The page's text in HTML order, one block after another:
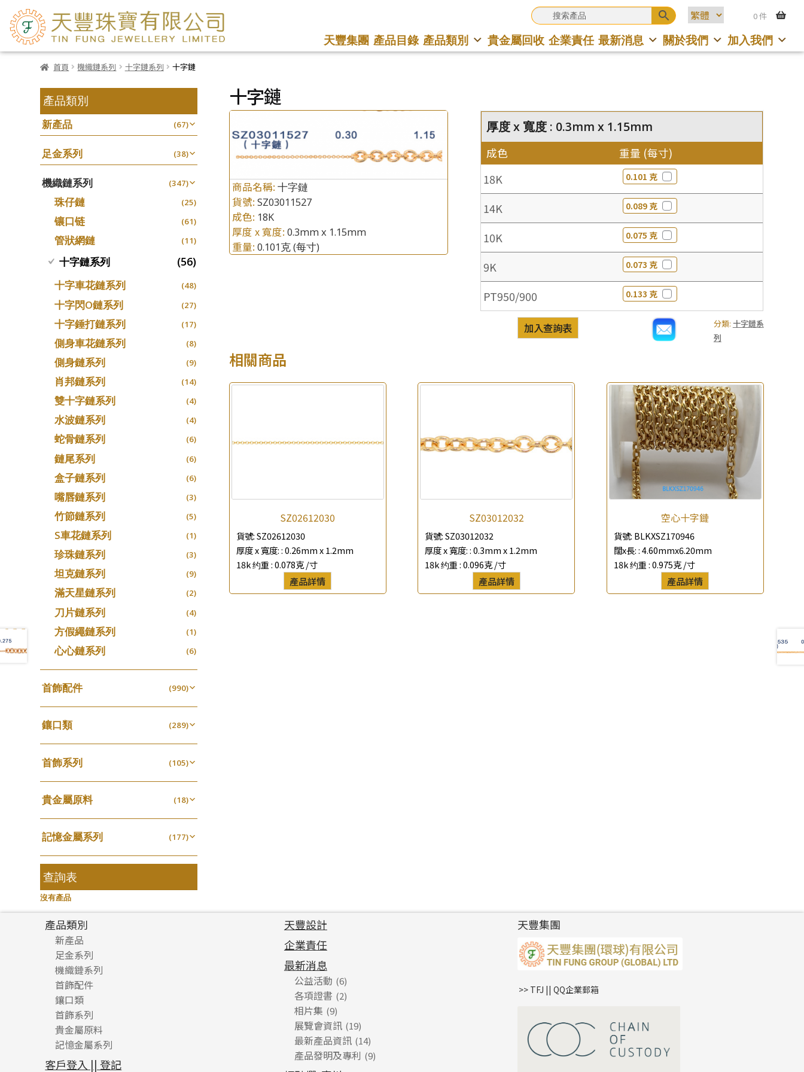
0 件
天豐集團 產品目錄 產品類別 貴金屬回收 企業責任 最新消息 關於我們 加入我們
首頁 機織鏈系列 十字鏈系列 十字鏈
十字鏈
×
*e-mail
*聯絡電話
查詢以下產品
商品名稱: 十字鏈
貨號: SZ03011527
成色: 18K
厚度 x 寬度: 0.3mm x 1.15mm
重量: 0.101克(每寸)
厚度 x 寬度 : 0.3mm x 1.15mm
成色 重量 (每寸)
18K 0.101 克
14K 0.089 克
10K 0.075 克
9K 0.073 克
PT950/900 0.133 克
分類: 十字鏈系
列
加入查詢表
相關商品
SZ02612030
貨號:SZ02612030
厚度 x 寬度: :0.26mm x 1.2mm
18k 约重 :0.078克 /寸
產品詳情
SZ03012032
貨號: SZ03012032
厚度 x 寬度: : 0.3mm x 1.2mm
18k 约重 :0.096克 /寸
產品詳情
空心十字鏈
貨號: BLKXSZ170946
闊x長: :4.60mmx6.20mm
18k 约重 :0.975克 /寸
產品詳情
產品類別
新產品 (67)
足金系列 (38)
機織鏈系列 (347)
珠仔鏈 (25)
镶口链 (61)
管狀網鏈 (11)
十字鏈系列 (56)
十字車花鏈系列 (48)
十字閃O鏈系列 (27)
十字錘打鏈系列 (17)
側身車花鏈系列 (8)
側身鏈系列 (9)
肖邦鏈系列 (14)
雙十字鏈系列 (4)
水波鏈系列 (4)
蛇骨鏈系列 (6)
鏈尾系列 (6)
盒子鏈系列 (6)
嘴唇鏈系列 (3)
竹節鏈系列 (5)
S車花鏈系列 (1)
珍珠鏈系列 (3)
坦克鏈系列 (9)
滿天星鏈系列 (2)
刀片鏈系列 (4)
方假繩鏈系列 (1)
心心鏈系列 (6)
首飾配件 (990)
耳環類配件 (341)
卷迫系列 (13)
螺絲迫系列 (15)
梅花迫系列 (19)
平臺迫系列 (74)
綫拍系列 (42)
美拍系列 (16)
耳針系列 (6)
耳環扣系列
耳綫/耳鈎系列
耳環爪頭
耳環
鏈類配件
調節珠系列
生圈扣系列
鴨俐制系列
字母吊墜
相盒吊墜 (11)
生肖吊墜
管扣系列
星座吊墜
水泡扣
珠扣
其他類配件 (161)
珠盤系列 (16)
袖口鈕系列 (7)
焊片及鐳射綫 (2)
空心車花管 (19)
其他 (104)
無孔光身珠 (7)
無孔批花珠
空心批花珠 (22)
鑲口類 (289)
四爪頭系列 (20)
六爪頭系列 (41)
車花片 (35)
動感車花片 (20)
鑲口戒指 (16)
鑲口手鏈系列 (146)
首飾系列 (105)
手镯系列 (8)
戒指系列 (8)
空心耳環 (27)
空心车花管首饰链 (15)
空心手鐲系列 (8)
牛仔鏈
貴金屬原料 (18)
千足金 (18)
記憶金屬系列 (177)
記憶戒指 (30)
拉簧珠珠手鏈
記憶鈦手鐲
查詢表
沒有產品
*你的名字
公司名稱
產品類別
新產品
足金系列
足金配件
機織鏈系列
珠仔鏈
镶口链
管狀網鏈
十字車花鏈系列
十字閃O鏈系列
十字錘打鏈系列
首飾配件
耳環類配件
卷迫系列
螺絲迫系列
梅花迫系列
平臺迫系列
鏈類配件
動感車花吊墜
調節珠系列
生圈扣系列
其他類配件
珠盤系列
袖口鈕系列
珠類配件
無孔光身珠
鑲口類
四爪頭系列
六爪頭系列
車花片
動感車花片
首飾系列
手镯系列
戒指系列
空心耳環
貴金屬原料
千足金
記憶金屬系列
記憶戒指
客戶登入 || 登記
天豐設計
企業責任
最新消息
公益活動 (6)
各項證書 (2)
相片集 (9)
展覽會資訊 (19)
最新產品資訊 (14)
產品發明及專利 (9)
天豐集團
>> TFJ || QQ企業郵箱